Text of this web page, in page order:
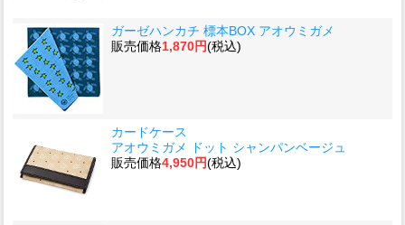
ガーゼハンカチ 標本BOX アオウミガメ
販売価格1,870円(税込)
カードケース
アオウミガメ ドット シャンパンベージュ
販売価格4,950円(税込)